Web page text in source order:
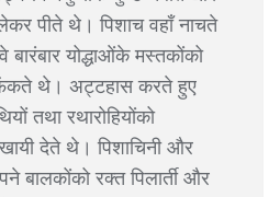
पीते थे। पिशाच वहाँ नाचते
योद्धाओंके मस्तकोंको
फेंकते थे। अट्टहास करते हुए
तथा रथारोहियोंको
देते थे। पिशाचिनी और
बालकोंको रक्त पिलार्ती और